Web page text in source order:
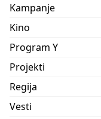
Kampanje
Kino
Program Y
Projekti
Regija
Vesti